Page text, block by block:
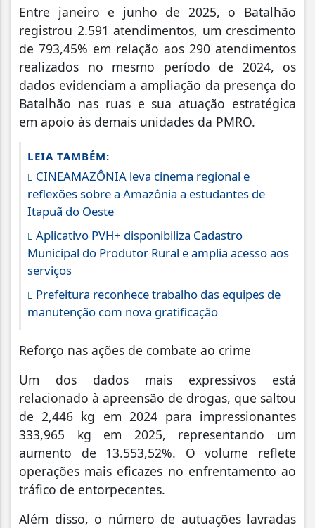
Entre janeiro e junho de 2025, o Batalhão
registrou 2.591 atendimentos, um crescimento
de 793,45% em relação aos 290 atendimentos
realizados no mesmo período de 2024, os
dados evidenciam a ampliação da presença do
Batalhão nas ruas e sua atuação estratégica
em apoio às demais unidades da PMRO.
LEIA TAMBÉM:
CINEAMAZÔNIA leva cinema regional e
reflexões sobre a Amazônia a estudantes de
Itapuã do Oeste
Aplicativo PVH+ disponibiliza Cadastro
Municipal do Produtor Rural e amplia acesso aos
serviços
Prefeitura reconhece trabalho das equipes de
manutenção com nova gratificação
Reforço nas ações de combate ao crime
Um dos dados mais expressivos está
relacionado à apreensão de drogas, que saltou
de 2,446 kg em 2024 para impressionantes
333,965 kg em 2025, representando um
aumento de 13.553,52%. O volume reflete
operações mais eficazes no enfrentamento ao
tráfico de entorpecentes.
Além disso, o número de autuações lavradas